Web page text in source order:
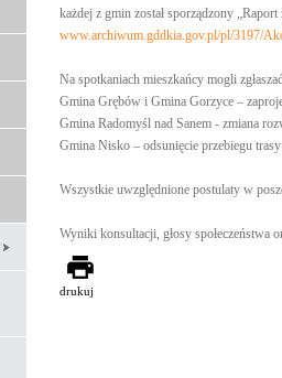
każdej z gmin został sporządzony
www.archiwum.gddkia.gov.pl/pl/3197/
Na spotkaniach mieszkańcy mogli
Gmina Grębów i Gmina Gorzyce –
Gmina Radomyśl nad Sanem - zmiana
Gmina Nisko – odsunięcie przebiegu
Wszystkie uwzględnione postulaty w
Wyniki konsultacji, głosy
drukuj